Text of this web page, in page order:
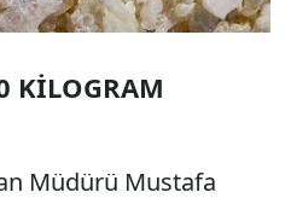
KİLOGRAM
Müdürü Mustafa